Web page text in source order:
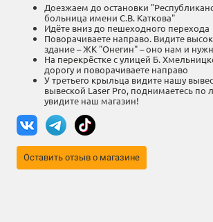
Доезжаем до остановки
больница имени С.В. Каткова"
Идёте вниз до пешеходного перехода
Поворачиваете направо. Видите
здание – ЖК "Онегин" – оно нам и
На перекрёстке с улицей Б.
дорогу и поворачиваете направо
У третьего крыльца видите нашу
вывеской Laser Pro, поднимаетесь по
увидите наш магазин!
Оставить отзыв о магазине